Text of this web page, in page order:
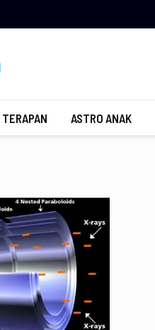
TERAPAN ASTRO ANAK